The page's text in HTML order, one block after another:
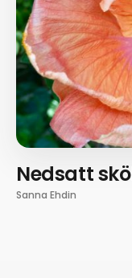
Nedsatt
Sanna Ehdin